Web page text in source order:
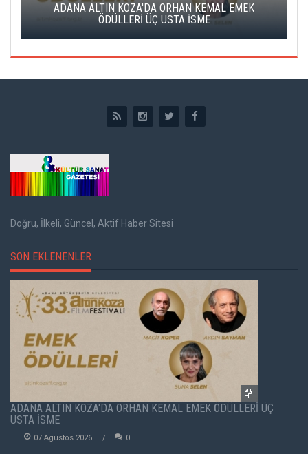
ADANA ALTIN KOZA'DA ORHAN KEMAL EMEK
ÖDÜLLERİ ÜÇ USTA İSME
Doğru, İlkeli, Güncel, Aktif Haber Sitesi
SON EKLENENLER
ADANA ALTIN KOZA'DA ORHAN KEMAL EMEK ÖDÜLLERİ ÜÇ
USTA İSME
07 Agustos 2026 0